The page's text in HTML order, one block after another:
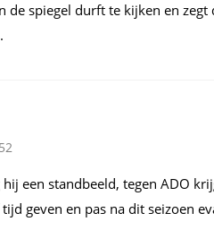
de spiegel durft te kijken en
hij een standbeeld, tegen ADO
geven en pas na dit seizoen